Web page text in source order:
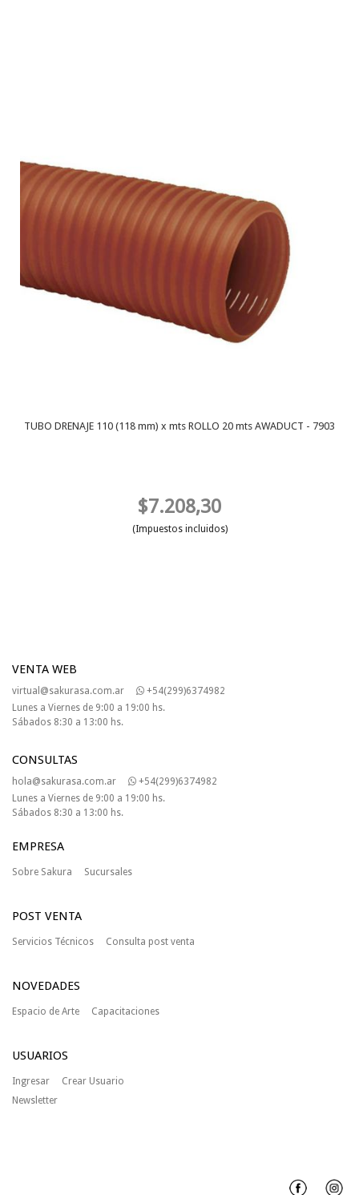
TUBO DRENAJE 110 (118 mm) x mts ROLLO 20 mts AWADUCT - 7903
$7.208,30
(Impuestos incluidos)
VENTA WEB
virtual@sakurasa.com.ar
+54(299)6374982
Lunes a Viernes de 9:00 a 19:00 hs.
Sábados 8:30 a 13:00 hs.
CONSULTAS
hola@sakurasa.com.ar
+54(299)6374982
Lunes a Viernes de 9:00 a 19:00 hs.
Sábados 8:30 a 13:00 hs.
EMPRESA
Sobre Sakura Sucursales
POST VENTA
Servicios Técnicos Consulta post venta
NOVEDADES
Espacio de Arte Capacitaciones
USUARIOS
Ingresar
Crear Usuario
Newsletter